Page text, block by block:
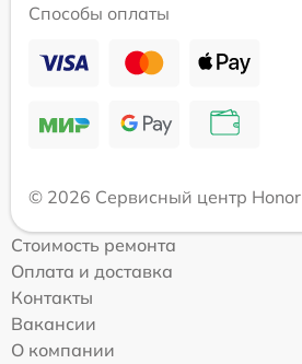
Способы оплаты
© 2026 Сервисный центр Honor
Стоимость ремонта
Оплата и доставка
Контакты
Вакансии
О компании